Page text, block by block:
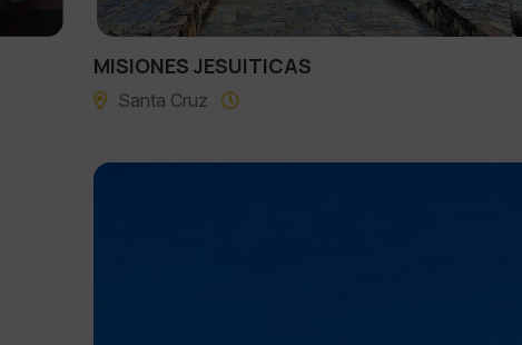
MISIONES JESUITICAS
Santa Cruz